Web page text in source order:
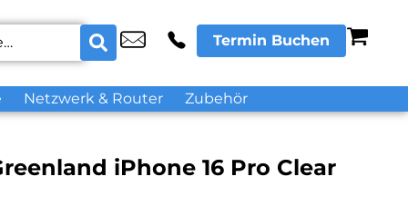
Termin Buchen
Netzwerk & Router Zubehör
iPhone 16 Pro Clear